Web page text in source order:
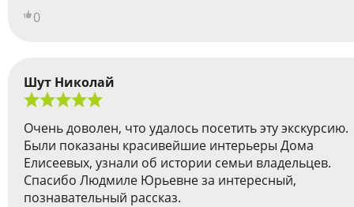
0
Шут Николай
Очень доволен, что удалось посетить эту экскурсию.
Были показаны красивейшие интерьеры Дома
Елисеевых, узнали об истории семьи владельцев.
Спасибо Людмиле Юрьевне за интересный,
познавательный рассказ.